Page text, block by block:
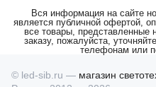
Вся информация на сайте
является публичной офертой,
все товары, представленные
заказу, пожалуйста,
телефонам или
© led-sib.ru — магазин